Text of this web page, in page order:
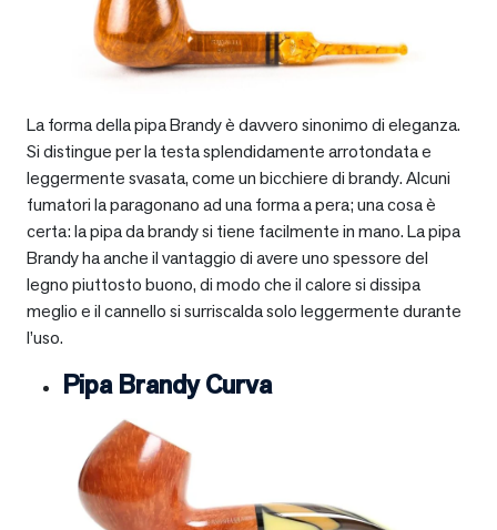
La forma della pipa Brandy è davvero sinonimo di eleganza.
Si distingue per la testa splendidamente arrotondata e
leggermente svasata, come un bicchiere di brandy. Alcuni
fumatori la paragonano ad una forma a pera; una cosa è
certa: la pipa da brandy si tiene facilmente in mano. La pipa
Brandy ha anche il vantaggio di avere uno spessore del
legno piuttosto buono, di modo che il calore si dissipa
meglio e il cannello si surriscalda solo leggermente durante
l’uso.
Pipa Brandy Curva